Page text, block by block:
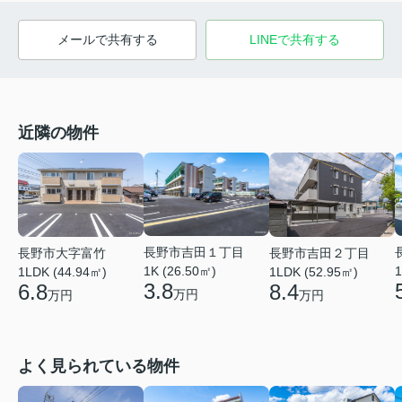
メールで共有する LINEで共有する
近隣の物件
長野市大字富竹
1LDK (44.94㎡)
6.8万円
長野市吉田１丁目
1K (26.50㎡)
3.8万円
長野市吉田２丁目
1LDK (52.95㎡)
8.4万円
よく見られている物件